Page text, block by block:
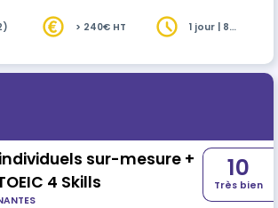
- Explication de la
sans internet / avec internet
> 240€ HT
1 jour | 8
sur-mesure +
4 Skills
10
Très bien